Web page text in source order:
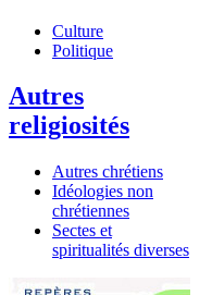
Culture
Politique
Autres
religiosités
Autres chrétiens
Idéologies non
chrétiennes
Sectes et
spiritualités diverses